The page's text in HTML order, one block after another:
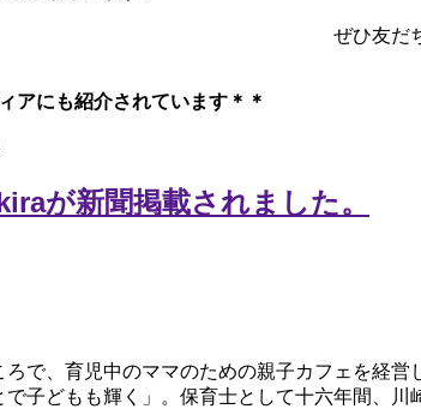
ぜひ友だ
アにも紹介されています＊＊
で、育児中のママのための親子カフェを経営
子どもも輝く」。保育士として十六年間、